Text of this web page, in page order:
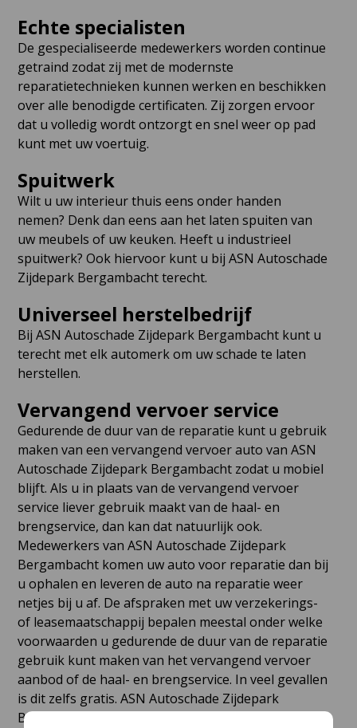
Echte specialisten
De gespecialiseerde medewerkers worden continue
getraind zodat zij met de modernste
reparatietechnieken kunnen werken en beschikken
over alle benodigde certificaten. Zij zorgen ervoor
dat u volledig wordt ontzorgt en snel weer op pad
kunt met uw voertuig.
Spuitwerk
Wilt u uw interieur thuis eens onder handen
nemen? Denk dan eens aan het laten spuiten van
uw meubels of uw keuken. Heeft u industrieel
spuitwerk? Ook hiervoor kunt u bij ASN Autoschade
Zijdepark Bergambacht terecht.
Universeel herstelbedrijf
Bij ASN Autoschade Zijdepark Bergambacht kunt u
terecht met elk automerk om uw schade te laten
herstellen.
Vervangend vervoer service
Gedurende de duur van de reparatie kunt u gebruik
maken van een vervangend vervoer auto van ASN
Autoschade Zijdepark Bergambacht zodat u mobiel
blijft. Als u in plaats van de vervangend vervoer
service liever gebruik maakt van de haal- en
brengservice, dan kan dat natuurlijk ook.
Medewerkers van ASN Autoschade Zijdepark
Bergambacht komen uw auto voor reparatie dan bij
u ophalen en leveren de auto na reparatie weer
netjes bij u af. De afspraken met uw verzekerings-
of leasemaatschappij bepalen meestal onder welke
voorwaarden u gedurende de duur van de reparatie
gebruik kunt maken van het vervangend vervoer
aanbod of de haal- en brengservice. In veel gevallen
is dit zelfs gratis. ASN Autoschade Zijdepark
Bergambacht verzorgt de haal- en brengservice in